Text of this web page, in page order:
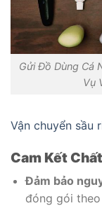
Gửi Đồ Dùng Cá
Vụ
Vận chuyển sầu
Cam Kết
Đảm bảo
đóng gói